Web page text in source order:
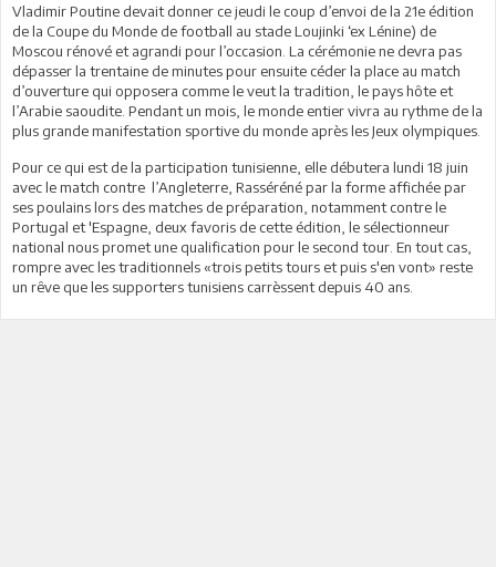
Vladimir Poutine devait donner ce jeudi le coup d’envoi de la 21e édition
de la Coupe du Monde de football au stade Loujinki ‘ex Lénine) de
Moscou rénové et agrandi pour l’occasion. La cérémonie ne devra pas
dépasser la trentaine de minutes pour ensuite céder la place au match
d’ouverture qui opposera comme le veut la tradition, le pays hôte et
l’Arabie saoudite. Pendant un mois, le monde entier vivra au rythme de la
plus grande manifestation sportive du monde après les Jeux olympiques.
Pour ce qui est de la participation tunisienne, elle débutera lundi 18 juin
avec le match contre l’Angleterre, Rasséréné par la forme affichée par
ses poulains lors des matches de préparation, notamment contre le
Portugal et 'Espagne, deux favoris de cette édition, le sélectionneur
national nous promet une qualification pour le second tour. En tout cas,
rompre avec les traditionnels «trois petits tours et puis s'en vont» reste
un rêve que les supporters tunisiens carrèssent depuis 40 ans.